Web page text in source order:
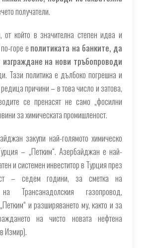
получатели.
от който в значителна степен идва и
горе е политиката на банките, да
на нови тръбопроводи
Тази политика е дълбоко погрешна и
причини – в това число и затова,
се пренасят не само „фосилни
за химическата промишленост.
закупи най-голямото химическо
– „Петким“. Азербайджан е най-
и системен инвеститор в Турция през
– седем години, за сметка на
Трансанадолския газопровод,
и разширяването му, както и за
на чисто новата нефтена
Измир).